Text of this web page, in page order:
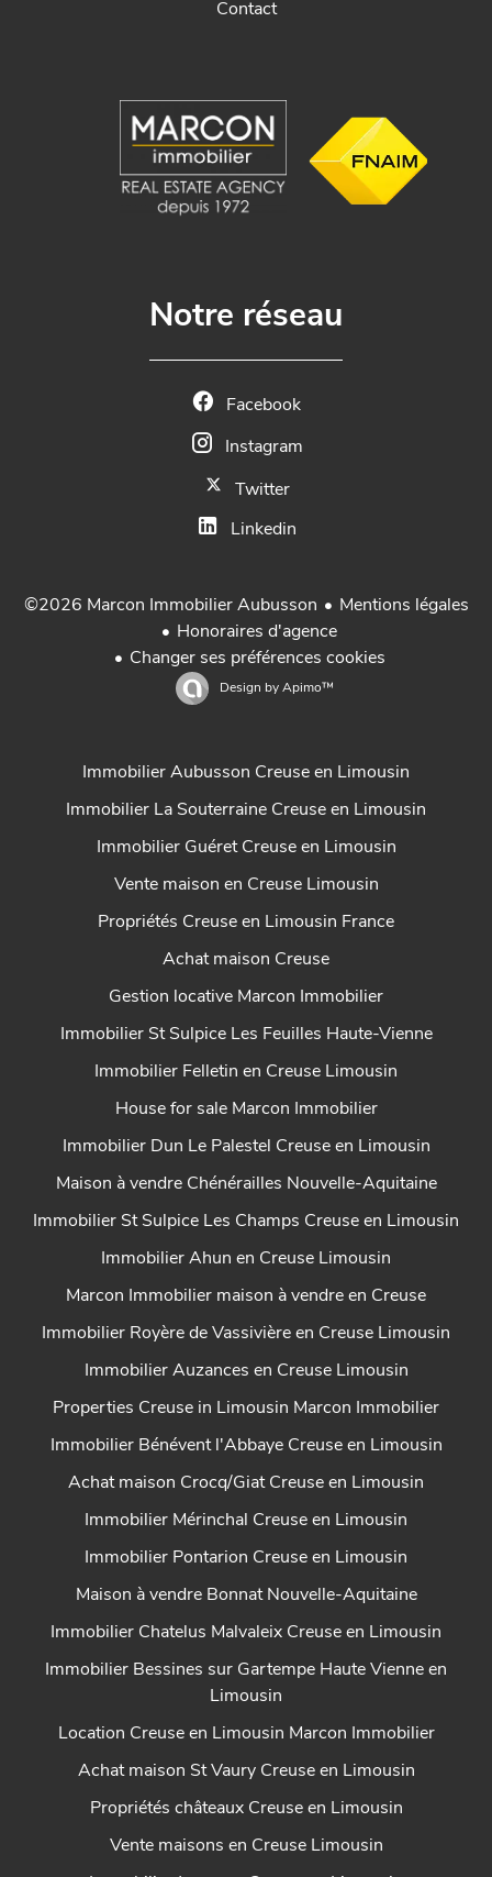
Contact
Notre réseau
Facebook
Instagram
Twitter
Linkedin
©2026 Marcon Immobilier Aubusson
Mentions légales
Honoraires d'agence
Changer ses préférences cookies
Design by Apimo™
Immobilier Aubusson Creuse en Limousin
Immobilier La Souterraine Creuse en Limousin
Immobilier Guéret Creuse en Limousin
Vente maison en Creuse Limousin
Propriétés Creuse en Limousin France
Achat maison Creuse
Gestion locative Marcon Immobilier
Immobilier St Sulpice Les Feuilles Haute-Vienne
Immobilier Felletin en Creuse Limousin
House for sale Marcon Immobilier
Immobilier Dun Le Palestel Creuse en Limousin
Maison à vendre Chénérailles Nouvelle-Aquitaine
Immobilier St Sulpice Les Champs Creuse en Limousin
Immobilier Ahun en Creuse Limousin
Marcon Immobilier maison à vendre en Creuse
Immobilier Royère de Vassivière en Creuse Limousin
Immobilier Auzances en Creuse Limousin
Properties Creuse in Limousin Marcon Immobilier
Immobilier Bénévent l'Abbaye Creuse en Limousin
Achat maison Crocq/Giat Creuse en Limousin
Immobilier Mérinchal Creuse en Limousin
Immobilier Pontarion Creuse en Limousin
Maison à vendre Bonnat Nouvelle-Aquitaine
Immobilier Chatelus Malvaleix Creuse en Limousin
Immobilier Bessines sur Gartempe Haute Vienne en
Limousin
Location Creuse en Limousin Marcon Immobilier
Achat maison St Vaury Creuse en Limousin
Propriétés châteaux Creuse en Limousin
Vente maisons en Creuse Limousin